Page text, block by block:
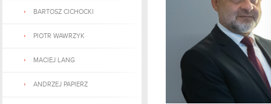
BARTOSZ CICHOCKI
PIOTR WAWRZYK
MACIEJ LANG
ANDRZEJ PAPIERZ